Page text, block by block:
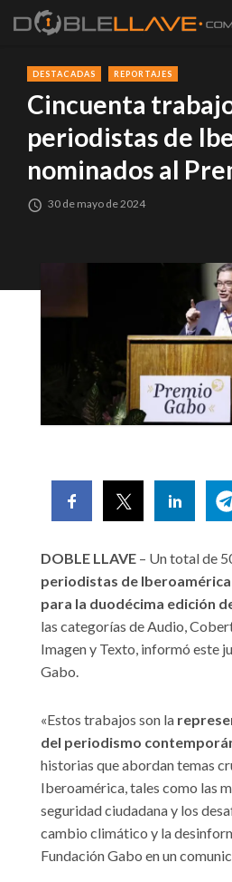
DESTACADAS REPORTAJES
Cincuenta
periodistas de
nominados al
30 de mayo de 2024
DOBLE LLAVE – Un total de
periodistas de
para la duodécima edición
las categorías de Audio,
Imagen y Texto, informó este
Gabo.
«Estos trabajos son la
del periodismo
historias que abordan temas
Iberoamérica, tales como las
seguridad ciudadana y los
cambio climático y la
Fundación Gabo en un